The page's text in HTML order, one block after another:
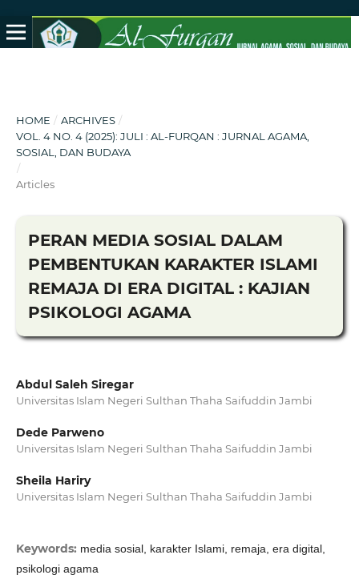
HOME / ARCHIVES /
VOL. 4 NO. 4 (2025): JULI : AL-FURQAN : JURNAL AGAMA,
SOSIAL, DAN BUDAYA
/
Articles
PERAN MEDIA SOSIAL DALAM
PEMBENTUKAN KARAKTER ISLAMI
REMAJA DI ERA DIGITAL : KAJIAN
PSIKOLOGI AGAMA
Abdul Saleh Siregar
Universitas Islam Negeri Sulthan Thaha Saifuddin Jambi
Dede Parweno
Universitas Islam Negeri Sulthan Thaha Saifuddin Jambi
Sheila Hariry
Universitas Islam Negeri Sulthan Thaha Saifuddin Jambi
Keywords: media sosial, karakter Islami, remaja, era digital,
psikologi agama